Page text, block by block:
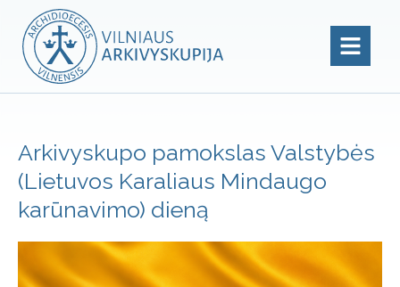
Arkivyskupo pamokslas Valstybės
(Lietuvos Karaliaus Mindaugo
karūnavimo) dieną